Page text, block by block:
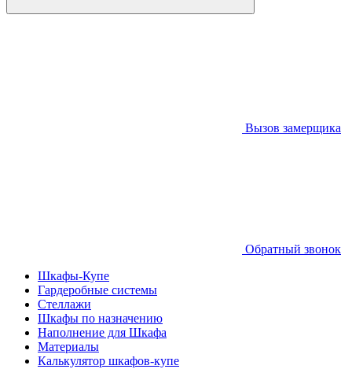
Вызов замерщика
Обратный звонок
Шкафы-Купе
Гардеробные системы
Стеллажи
Шкафы по назначению
Наполнение для Шкафа
Материалы
Калькулятор шкафов-купе